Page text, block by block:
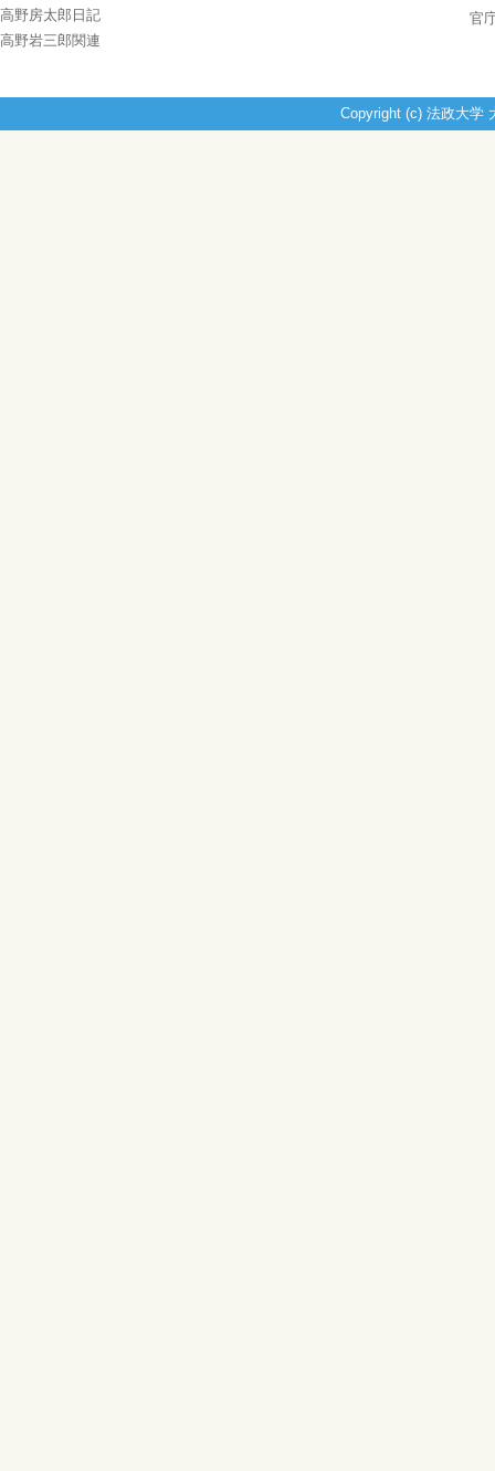
高野房太郎日記
高野岩三郎関連
官
Copyright (c) 法政大学